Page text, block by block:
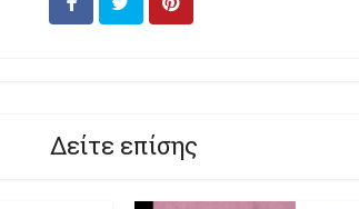
Δείτε επίσης